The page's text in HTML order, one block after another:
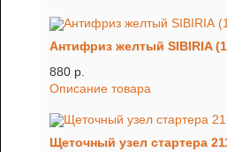
Антифриз желтый SIBIRIA
880 p.
Описание товара
Щеточный узел стартера